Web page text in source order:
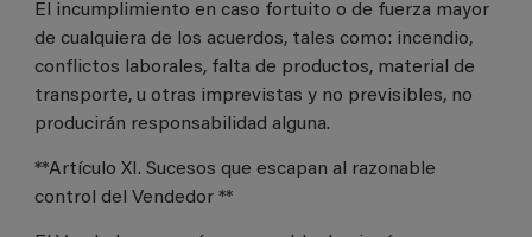
El incumplimiento en caso fortuito o de fuerza mayor
de cualquiera de los acuerdos, tales como: incendio,
conflictos laborales, falta de productos, material de
transporte, u otras imprevistas y no previsibles, no
producirán responsabilidad alguna.
**Artículo XI. Sucesos que escapan al razonable
control del Vendedor **